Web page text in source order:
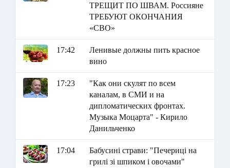
ТРЕЩИТ ПО ШВАМ. Россияне
ТРЕБУЮТ ОКОНЧАНИЯ
«СВО»
17:42
Ленивые должны пить красное
вино
17:23
"Как они скулят по всем
каналам, в СМИ и на
дипломатических фронтах.
Музыка Моцарта" - Кирило
Данильченко
17:04
Бабусині страви: "Печериці на
грилі зі шпиком і овочами"